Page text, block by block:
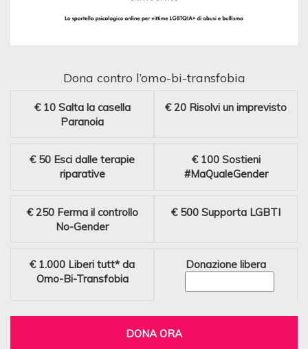
Dona contro l’omo-bi-transfobia
€ 10 Salta la casella
Paranoia
€ 20 Risolvi un imprevisto
€ 50 Esci dalle terapie
riparative
€ 100 Sostieni
#MaQualeGender
€ 250 Ferma il controllo
No-Gender
€ 500 Supporta LGBTI
€ 1.000 Liberi tutt* da
Omo-Bi-Transfobia
Donazione libera
DONA ORA